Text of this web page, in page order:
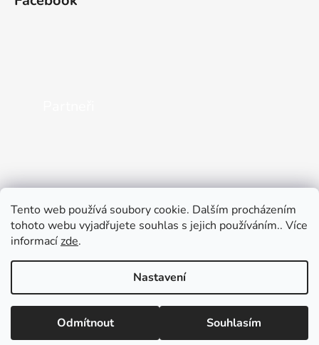
Tento web používá soubory cookie. Dalším procházením
tohoto webu vyjadřujete souhlas s jejich používáním.. Více
informacízde.
Nastavení
Odmítnout Souhlasím
Vytvořil Shoptet
Copyright 2026Ariki shop
. Všechna práva vyhrazena.